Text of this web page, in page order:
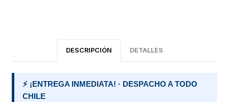
DESCRIPCIÓN DETALLES
⚡ ¡ENTREGA INMEDIATA! · DESPACHO A TODO
CHILE